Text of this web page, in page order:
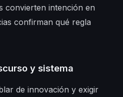
convierten intención en
confirman qué regla
y sistema
de innovación y exigir